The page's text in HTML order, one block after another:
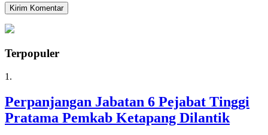
Terpopuler
1.
Perpanjangan Jabatan 6 Pejabat Tinggi
Pratama Pemkab Ketapang Dilantik